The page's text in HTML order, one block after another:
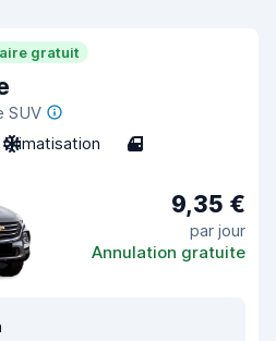
gratuit
SUV
Climatisation 4
9,35 €
par jour
Annulation gratuite